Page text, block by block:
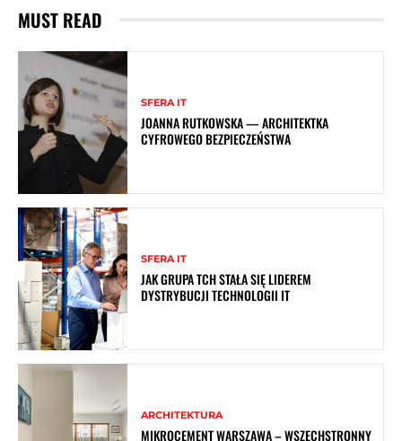
MUST READ
SFERA IT
JOANNA RUTKOWSKA — ARCHITEKTKA
CYFROWEGO BEZPIECZEŃSTWA
SFERA IT
JAK GRUPA TCH STAŁA SIĘ LIDEREM
DYSTRYBUCJI TECHNOLOGII IT
ARCHITEKTURA
MIKROCEMENT WARSZAWA – WSZECHSTRONNY